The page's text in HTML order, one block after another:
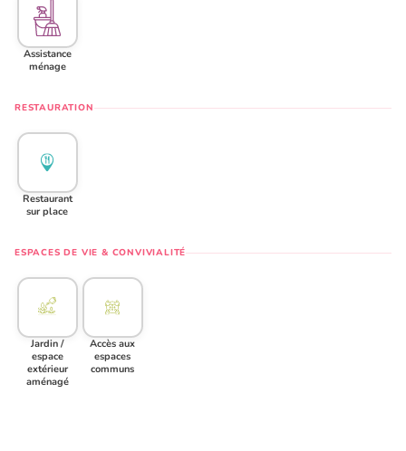
Assistance
ménage
RESTAURATION
Restaurant
sur place
ESPACES DE VIE & CONVIVIALITÉ
Jardin /
espace
extérieur
aménagé
Accès aux
espaces
communs